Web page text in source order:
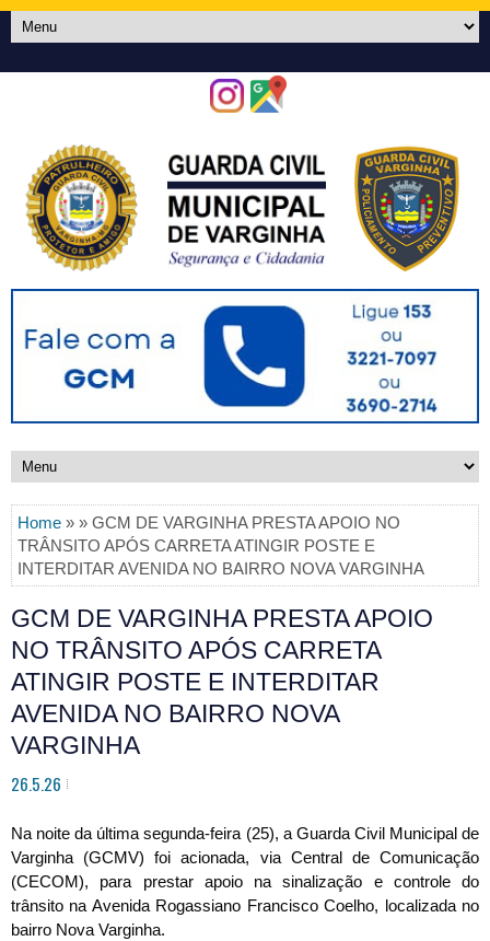
Home » » GCM DE VARGINHA PRESTA APOIO NO
TRÂNSITO APÓS CARRETA ATINGIR POSTE E
INTERDITAR AVENIDA NO BAIRRO NOVA VARGINHA
GCM DE VARGINHA PRESTA APOIO
NO TRÂNSITO APÓS CARRETA
ATINGIR POSTE E INTERDITAR
AVENIDA NO BAIRRO NOVA
VARGINHA
26.5.26
Na noite da última segunda-feira (25), a Guarda Civil Municipal de
Varginha (GCMV) foi acionada, via Central de Comunicação
(CECOM), para prestar apoio na sinalização e controle do
trânsito na Avenida Rogassiano Francisco Coelho, localizada no
bairro Nova Varginha.